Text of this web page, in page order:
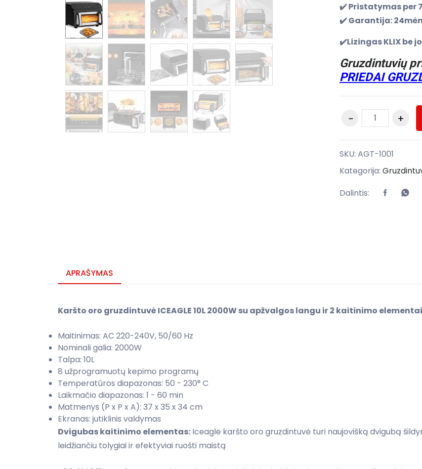
✔️ Pristatymas per
✔️ Garantija:
✔️Lizingas KLIX be
Gruzdintuvių
PRIEDAI
SKU: AGT-1001
Kategorija:
Dalintis:
APRAŠYMAS
Karšto oro gruzdintuvė ICEAGLE 10L 2000W su apžvalgos langu ir 2 kaitinimo
Maitinimas: AC 220-240V, 50/60 Hz
Nominali galia: 2000W
Talpa: 10L
8 užprogramuotų kepimo programų
Temperatūros diapazonas: 50 - 230° C
Laikmačio diapazonas: 1 - 60 min
Matmenys (P x P x A): 37 x 35 x 34 cm
Ekranas: jutiklinis valdymas
Dvigubas kaitinimo elementas: Iceagle karšto oro gruzdintuvė turi naujovišką dvigubą
leidžiančiu tolygiai ir efektyviai ruošti maistą